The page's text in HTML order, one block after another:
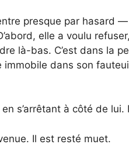
presque par hasard
elle a voulu
là-bas. C’est dans la
dans son
s’arrêtant à côté de lui.
Il est resté muet.